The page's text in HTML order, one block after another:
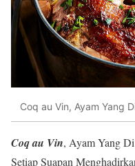
Coq au Vin, Ayam Yang
Coq au Vin, Ayam Yang
Setiap Suapan